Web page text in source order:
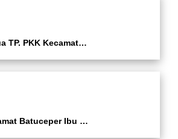
Sambutan Ketua TP. PKK Kecamatan Batuceper Pada Pertemuan Rutin PKK Tingkat Kecamatan Batuceper Kota Tangerang Di Ruang Assalam Kecamatan Batuceper Kota Tangerang
Siang Tadi... Camat Batuceper Ibu Hj. Katrina Iswandari @katrina_ina08 Bersama Kasi Kemas Kecamatan Batuceper @iiqdhika , Dishub Kota Tangerang @dishub_kotatangerang , Kabid @budaya.kotatangerang , Perwakilan Penggiat Seni Kecamatan Batuceper, IGRA PTK, P